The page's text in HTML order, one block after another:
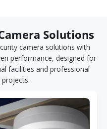
Solutions
camera solutions with
performance, designed for
facilities and professional
projects.